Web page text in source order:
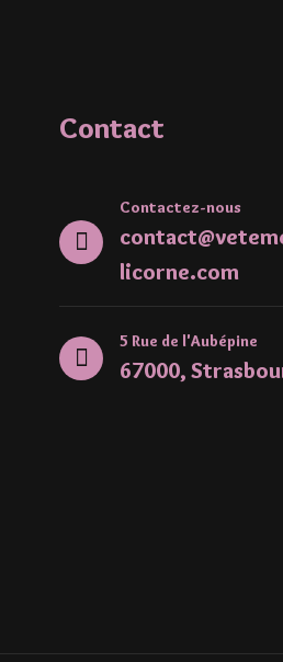
Contact
Contactez-nous
licorne.com
5 Rue de l'Aubépine
67000,